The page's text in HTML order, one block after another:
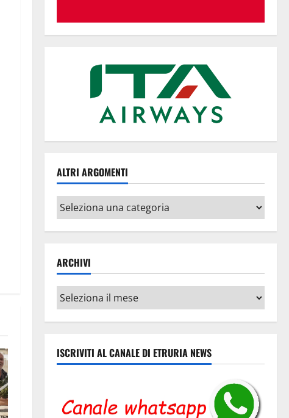
ALTRI ARGOMENTI
Altri
argomenti
ARCHIVI
Archivi
ISCRIVITI AL CANALE DI ETRURIA NEWS